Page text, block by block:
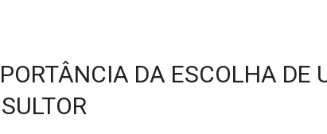
DA ESCOLHA DE